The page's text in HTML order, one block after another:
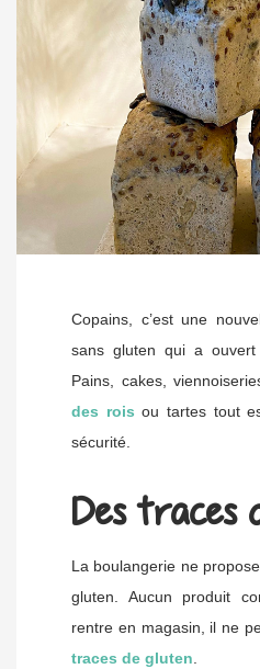
Copains, c’est une
sans gluten qui a
Pains, cakes,
des rois ou tartes tout
sécurité.
Des traces
La boulangerie ne
gluten. Aucun produit
rentre en magasin, il ne
traces de gluten